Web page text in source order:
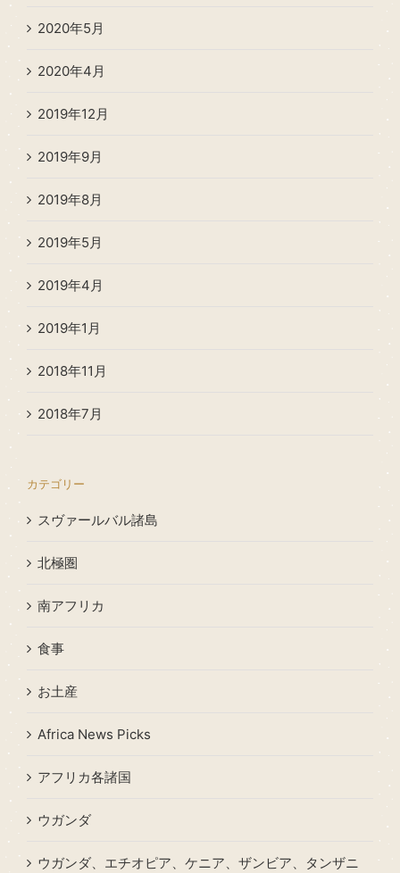
2020年5月
2020年4月
2019年12月
2019年9月
2019年8月
2019年5月
2019年4月
2019年1月
2018年11月
2018年7月
カテゴリー
スヴァールバル諸島
北極圏
南アフリカ
食事
お土産
Africa News Picks
アフリカ各諸国
ウガンダ
ウガンダ、エチオピア、ケニア、ザンビア、タンザニ